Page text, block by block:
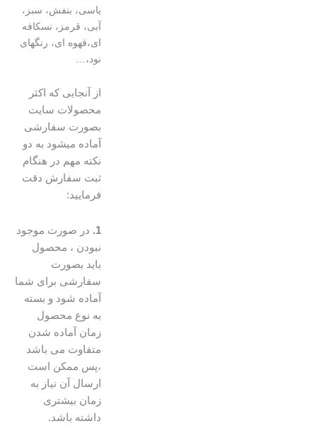
یاسی، بنفش، سبز،
آبی، قرمز، نسکافه
ای،قهوه ای، رنگهای
از آنجایی که اکثر
محصولات سایت
بصورت سفارشی
آماده میشود به دو
نکته مهم در هنگام
ثبت سفارش دقت
فرمایید:
در صورت موجود
نبودن ، محصول
باید بصورت
سفارشی برای شما
آماده شود و بسته
به نوع محصول
زمان آماده شدن
متفاوت می باشد
،پس ممکن است
ارسال آن نیاز به
زمان بیشتری
داشته باشد.